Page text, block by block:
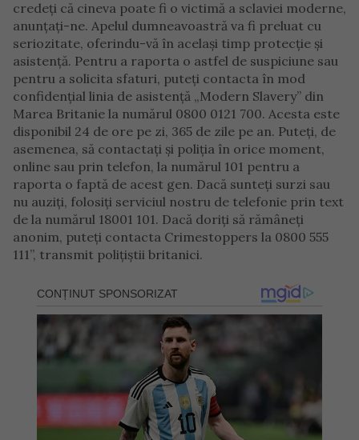
credeți că cineva poate fi o victimă a sclaviei moderne,
anunțați-ne. Apelul dumneavoastră va fi preluat cu
seriozitate, oferindu-vă în același timp protecție și
asistență. Pentru a raporta o astfel de suspiciune sau
pentru a solicita sfaturi, puteți contacta în mod
confidențial linia de asistență „Modern Slavery” din
Marea Britanie la numărul 0800 0121 700. Acesta este
disponibil 24 de ore pe zi, 365 de zile pe an. Puteți, de
asemenea, să contactați și poliția în orice moment,
online sau prin telefon, la numărul 101 pentru a
raporta o faptă de acest gen. Dacă sunteți surzi sau
nu auziți, folosiți serviciul nostru de telefonie prin text
de la numărul 18001 101. Dacă doriți să rămâneți
anonim, puteți contacta Crimestoppers la 0800 555
111”, transmit polițiștii britanici.